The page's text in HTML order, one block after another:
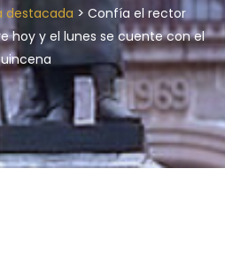
destacada > Confía el rector
hoy y el lunes se cuente con el